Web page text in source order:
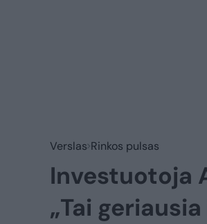
Verslas Rinkos pulsas
Investuotoja
„Tai